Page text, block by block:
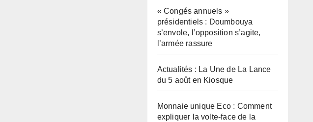
« Congés annuels »
présidentiels : Doumbouya
s’envole, l’opposition s’agite,
l’armée rassure
Actualités : La Une de La Lance
du 5 août en Kiosque
Monnaie unique Eco : Comment
expliquer la volte-face de la